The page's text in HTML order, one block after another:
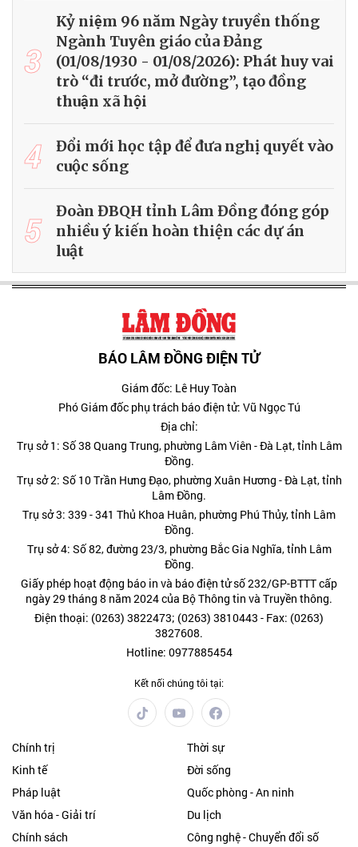
3
Kỷ niệm 96 năm Ngày truyền thống
Ngành Tuyên giáo của Đảng
(01/08/1930 - 01/08/2026): Phát huy vai
trò “đi trước, mở đường”, tạo đồng
thuận xã hội
4
Đổi mới học tập để đưa nghị quyết vào
cuộc sống
5
Đoàn ĐBQH tỉnh Lâm Đồng đóng góp
nhiều ý kiến hoàn thiện các dự án
luật
BÁO LÂM ĐỒNG ĐIỆN TỬ
Giám đốc: Lê Huy Toàn
Phó Giám đốc phụ trách báo điện tử: Vũ Ngọc Tú
Địa chỉ:
Trụ sở 1: Số 38 Quang Trung, phường Lâm Viên - Đà Lạt, tỉnh Lâm
Đồng.
Trụ sở 2: Số 10 Trần Hưng Đạo, phường Xuân Hương - Đà Lạt, tỉnh
Lâm Đồng.
Trụ sở 3: 339 - 341 Thủ Khoa Huân, phường Phú Thủy, tỉnh Lâm
Đồng.
Trụ sở 4: Số 82, đường 23/3, phường Bắc Gia Nghĩa, tỉnh Lâm
Đồng.
Giấy phép hoạt động báo in và báo điện tử số 232/GP-BTTT cấp
ngày 29 tháng 8 năm 2024 của Bộ Thông tin và Truyền thông.
Điện thoại: (0263) 3822473; (0263) 3810443 - Fax: (0263)
3827608.
Hotline: 0977885454
Kết nối chúng tôi tại:
Chính trị
Thời sự
Kinh tế
Đời sống
Pháp luật
Quốc phòng - An ninh
Văn hóa - Giải trí
Du lịch
Chính sách
Công nghệ - Chuyển đổi số